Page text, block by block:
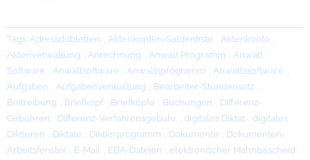
Tags: Adressdubletten , Aktenkonten-Saldenliste , Aktenkonto ,
Aktenverwaltung , Anrechnung , Anwalt Programm , Anwalt
Software , Anwaltsoftware , Anwaltsprogramm , Anwaltssoftware ,
Aufgaben , Aufgabenverwaltung , Bearbeiter-Stundensatz ,
Beitreibung , Briefkopf , Briefköpfe , Buchungen , Differenz-
Gebühren , Differenz-Verfahrensgebühr , digitales Diktat , digitales
Diktieren , Diktate , Diktierprogramm , Dokumente , Dokumenten-
Arbeitsfenster , E-Mail , EDA-Dateien , elektronischer Mahnbescheid ,